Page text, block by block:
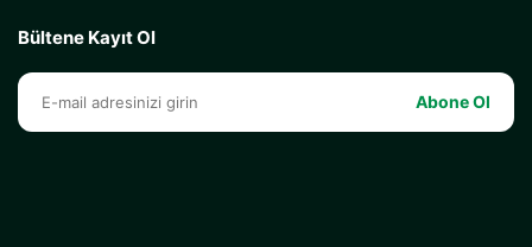
Bültene Kayıt Ol
Abone Ol